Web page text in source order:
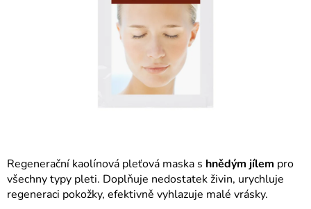
Regenerační kaolínová pleťová maska s hnědým jílem pro
všechny typy pleti. Doplňuje nedostatek živin, urychluje
regeneraci pokožky, efektivně vyhlazuje malé vrásky.